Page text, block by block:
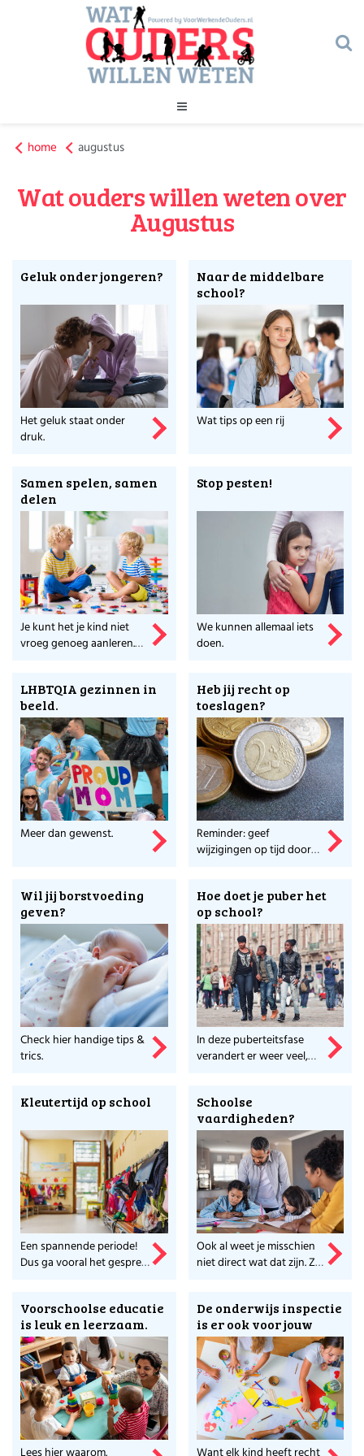
Kinderopvang
Onderwijs
Opvoeding
Verlof
Werk
Gezondheid
Huishouden
Kinderopvang
Onderwijs
Opvoeding
Ouderschap
Verlof
Onderwijs
home augustus
Wat ouders willen weten over
Augustus
Geluk onder jongeren?
Het geluk staat onder
druk.
Naar de middelbare
school?
Wat tips op een rij
Samen spelen, samen
delen
Je kunt het je kind niet
vroeg genoeg aanleren.
Stop pesten!
We kunnen allemaal iets
doen.
LHBTQIA gezinnen in
beeld.
Meer dan gewenst.
Heb jij recht op
toeslagen?
Reminder: geef
wijzigingen op tijd door
Wil jij borstvoeding
geven?
Check hier handige tips &
trics.
Hoe doet je puber het
op school?
In deze puberteitsfase
verandert er weer veel,
Kleutertijd op school
Een spannende periode!
Dus ga vooral het gesprek
Schoolse
vaardigheden?
Ook al weet je misschien
niet direct wat dat zijn. Ze
Voorschoolse educatie
is leuk en leerzaam.
Lees hier waarom.
De onderwijs inspectie
is er ook voor jouw
kind
Want elk kind heeft recht